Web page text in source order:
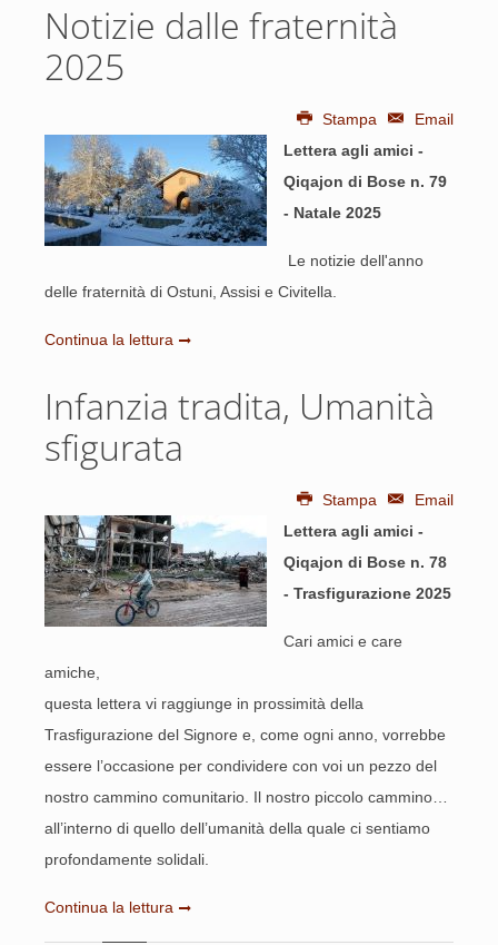
Notizie dalle fraternità
2025
Stampa
Email
Lettera agli amici -
Qiqajon di Bose n. 79
- Natale 2025
Le notizie dell'anno
delle fraternità di Ostuni, Assisi e Civitella.
Continua la lettura
Infanzia tradita, Umanità
sfigurata
Stampa
Email
Lettera agli amici -
Qiqajon di Bose n. 78
- Trasfigurazione 2025
Cari amici e care
amiche,
questa lettera vi raggiunge in prossimità della
Trasfigurazione del Signore e, come ogni anno, vorrebbe
essere l’occasione per condividere con voi un pezzo del
nostro cammino comunitario. Il nostro piccolo cammino…
all’interno di quello dell’umanità della quale ci sentiamo
profondamente solidali.
Continua la lettura